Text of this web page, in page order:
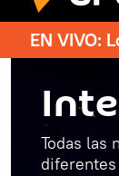
EN VIVO:
Todas las